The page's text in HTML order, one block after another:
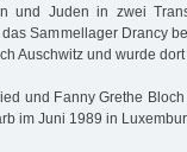
und Juden in zwei
Sammellager Drancy
Auschwitz und wurde
und Fanny Grethe
im Juni 1989 in